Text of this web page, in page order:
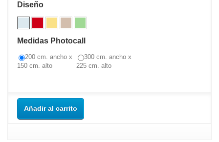
Diseño
Medidas Photocall
200 cm. ancho x
150 cm. alto
300 cm. ancho x
225 cm. alto
Añadir al carrito